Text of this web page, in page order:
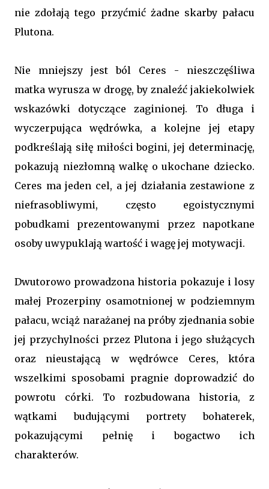
nie zdołają tego przyćmić żadne skarby pałacu
Plutona.
Nie mniejszy jest ból Ceres - nieszczęśliwa
matka wyrusza w drogę, by znaleźć jakiekolwiek
wskazówki dotyczące zaginionej. To długa i
wyczerpująca wędrówka, a kolejne jej etapy
podkreślają siłę miłości bogini, jej determinację,
pokazują niezłomną walkę o ukochane dziecko.
Ceres ma jeden cel, a jej działania zestawione z
niefrasobliwymi, często egoistycznymi
pobudkami prezentowanymi przez napotkane
osoby uwypuklają wartość i wagę jej motywacji.
Dwutorowo prowadzona historia pokazuje i losy
małej Prozerpiny osamotnionej w podziemnym
pałacu, wciąż narażanej na próby zjednania sobie
jej przychylności przez Plutona i jego służących
oraz nieustającą w wędrówce Ceres, która
wszelkimi sposobami pragnie doprowadzić do
powrotu córki. To rozbudowana historia, z
wątkami budującymi portrety bohaterek,
pokazującymi pełnię i bogactwo ich
charakterów.